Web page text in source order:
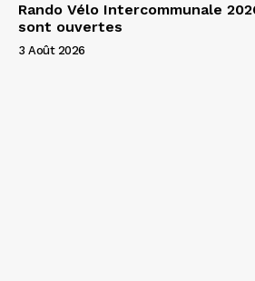
Rando Vélo Intercommunale
sont ouvertes
3 Août 2026